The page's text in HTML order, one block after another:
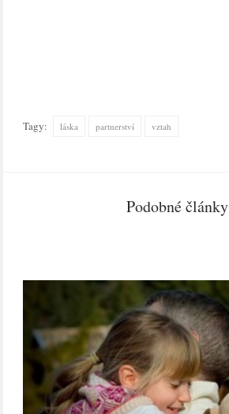
Tagy: láska partnerství vztah
Podobné články